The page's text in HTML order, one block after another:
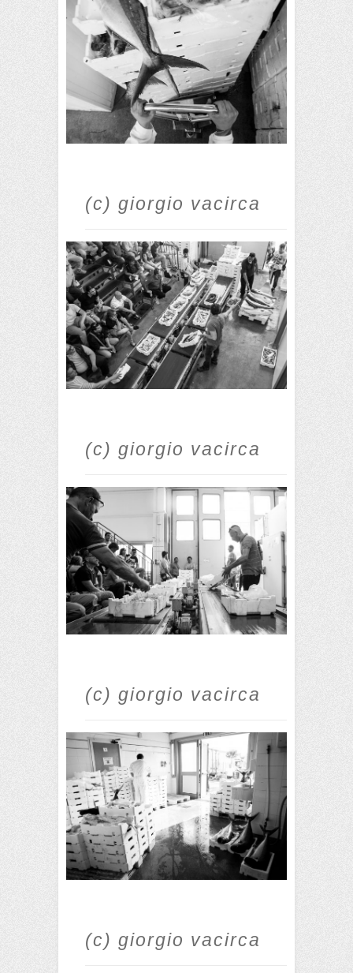
(c) giorgio vacirca
(c) giorgio vacirca
(c) giorgio vacirca
(c) giorgio vacirca